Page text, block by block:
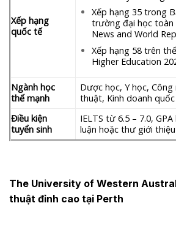
Xếp hạng
quốc tế
Xếp hạng 35 trong
trường đại học toàn
News and World
Xếp hạng 58 trên
Higher Education
Ngành học
thế mạnh
Dược học, Y học, Công
thuật, Kinh doanh
Điều kiện
tuyển sinh
IELTS từ 6.5 – 7.0,
luận hoặc thư giới
The University of Western
thuật đỉnh cao tại Perth